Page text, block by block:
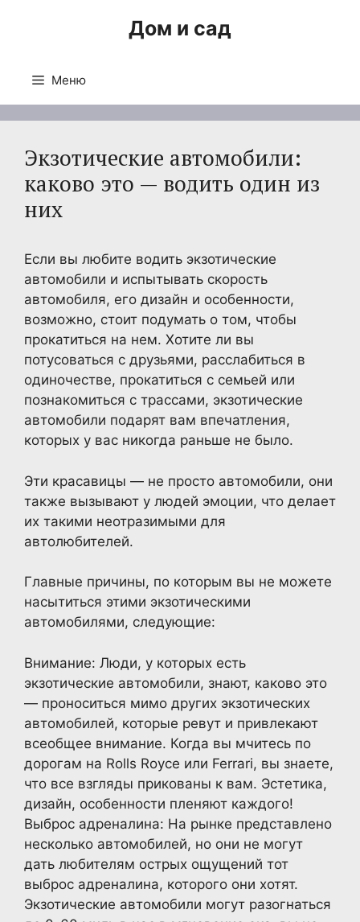
Дом и сад
Меню
Экзотические автомобили:
каково это — водить один из
них
Если вы любите водить экзотические
автомобили и испытывать скорость
автомобиля, его дизайн и особенности,
возможно, стоит подумать о том, чтобы
прокатиться на нем. Хотите ли вы
потусоваться с друзьями, расслабиться в
одиночестве, прокатиться с семьей или
познакомиться с трассами, экзотические
автомобили подарят вам впечатления,
которых у вас никогда раньше не было.
Эти красавицы — не просто автомобили, они
также вызывают у людей эмоции, что делает
их такими неотразимыми для
автолюбителей.
Главные причины, по которым вы не можете
насытиться этими экзотическими
автомобилями, следующие:
Внимание: Люди, у которых есть
экзотические автомобили, знают, каково это
— проноситься мимо других экзотических
автомобилей, которые ревут и привлекают
всеобщее внимание. Когда вы мчитесь по
дорогам на Rolls Royce или Ferrari, вы знаете,
что все взгляды прикованы к вам. Эстетика,
дизайн, особенности пленяют каждого!
Выброс адреналина: На рынке представлено
несколько автомобилей, но они не могут
дать любителям острых ощущений тот
выброс адреналина, которого они хотят.
Экзотические автомобили могут разогнаться